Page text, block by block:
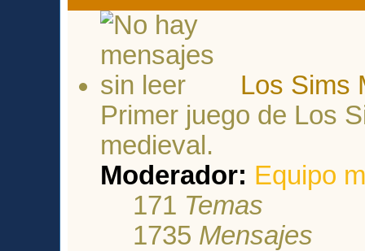
Los Sims
Primer juego de Los
medieval.
Moderador: Equipo
171 Temas
1735 Mensajes